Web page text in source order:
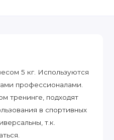
5 кг. Используются
профессионалами.
тренинге, подходят
в спортивных
т.к.